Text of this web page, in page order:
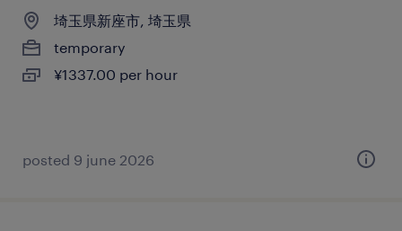
埼玉県新座市, 埼玉県
temporary
¥1337.00 per hour
posted 9 june 2026